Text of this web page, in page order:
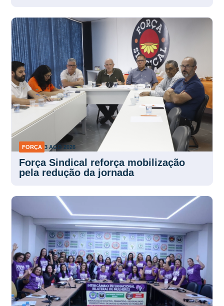
FORÇA 3 AGO 2026
Força Sindical reforça mobilização
pela redução da jornada